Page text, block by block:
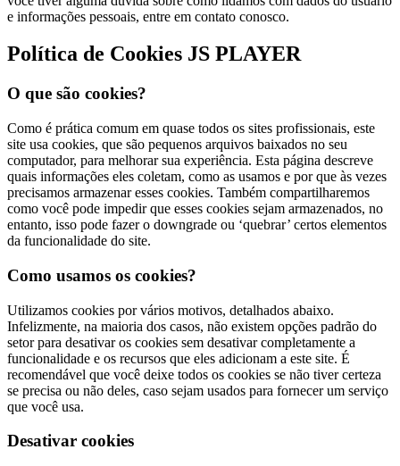
e informações pessoais, entre em contato conosco.
Política de Cookies JS PLAYER
O que são cookies?
Como é prática comum em quase todos os sites profissionais, este
site usa cookies, que são pequenos arquivos baixados no seu
computador, para melhorar sua experiência. Esta página descreve
quais informações eles coletam, como as usamos e por que às vezes
precisamos armazenar esses cookies. Também compartilharemos
como você pode impedir que esses cookies sejam armazenados, no
entanto, isso pode fazer o downgrade ou ‘quebrar’ certos elementos
da funcionalidade do site.
Como usamos os cookies?
Utilizamos cookies por vários motivos, detalhados abaixo.
Infelizmente, na maioria dos casos, não existem opções padrão do
setor para desativar os cookies sem desativar completamente a
funcionalidade e os recursos que eles adicionam a este site. É
recomendável que você deixe todos os cookies se não tiver certeza
se precisa ou não deles, caso sejam usados ​​para fornecer um serviço
que você usa.
Desativar cookies